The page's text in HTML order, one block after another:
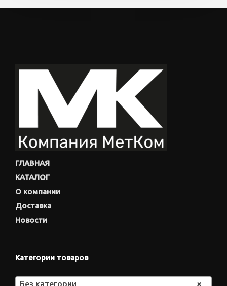
ГЛАВНАЯ
КАТАЛОГ
О компании
Доставка
Новости
Категории товаров
×
Без категории